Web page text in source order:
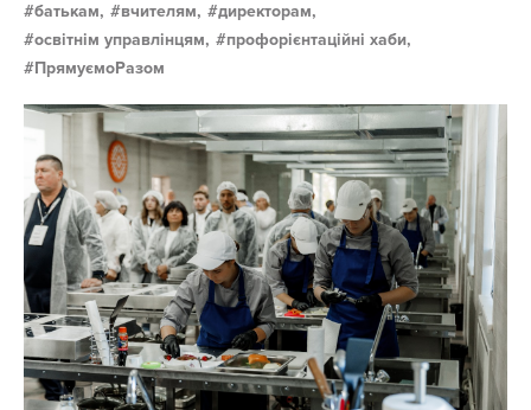
батькам, вчителям,
директорам,
освітнім управлінцям,
профорієнтаційні хаби,
ПрямуємоРазом